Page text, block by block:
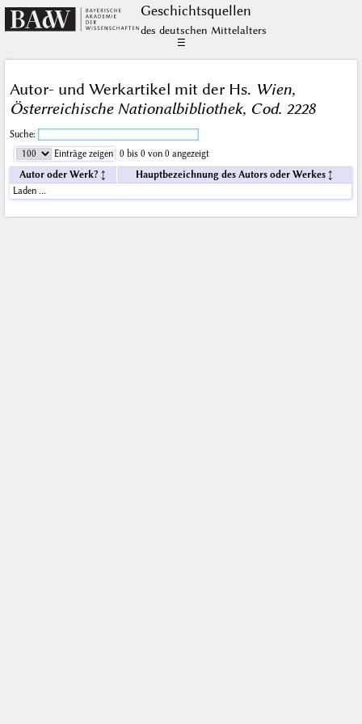
Geschichts­quellen
des deutschen Mittelalters
☰
Autor- und Werkartikel mit der Hs. Wien,
Österreichische Nationalbibliothek, Cod. 2228
Suche:
Einträge zeigen
0 bis 0 von 0 angezeigt
Autor oder Werk?
Hauptbezeichnung des Autors oder Werkes
Laden …